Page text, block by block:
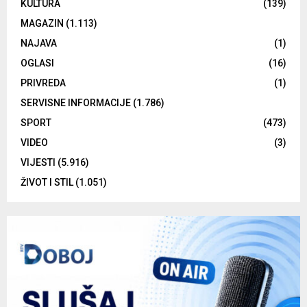
KULTURA
(139)
MAGAZIN (1.113)
NAJAVA
(1)
OGLASI
(16)
PRIVREDA
(1)
SERVISNE INFORMACIJE (1.786)
SPORT
(473)
VIDEO
(3)
VIJESTI (5.916)
ŽIVOT I STIL (1.051)